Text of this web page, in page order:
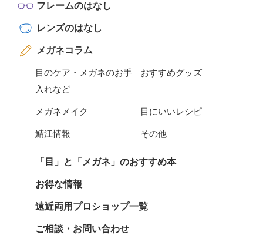
フレームのはなし
レンズのはなし
メガネコラム
目のケア・メガネのお手
入れなど
おすすめグッズ
メガネメイク 目にいいレシピ
鯖江情報 その他
「目」と「メガネ」のおすすめ本
お得な情報
遠近両用プロショップ一覧
ご相談・お問い合わせ